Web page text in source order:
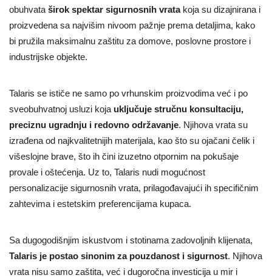
obuhvata širok spektar sigurnosnih vratakoja su dizajnirana i
proizvedena sa najvišim nivoom pažnje prema detaljima, kako
bi pružila maksimalnu zaštitu za domove, poslovne prostore i
industrijske objekte.
Talaris se ističe ne samo po vrhunskim proizvodima već i po
sveobuhvatnoj usluzi koja uključuje stručnu konsultaciju,
preciznu ugradnju i redovno održavanje. Njihova vrata su
izrađena od najkvalitetnijih materijala, kao što su ojačani čelik i
višeslojne brave, što ih čini izuzetno otpornim na pokušaje
provale i oštećenja. Uz to, Talaris nudi mogućnost
personalizacije sigurnosnih vrata, prilagođavajući ih specifičnim
zahtevima i estetskim preferencijama kupaca.
Sa dugogodišnjim iskustvom i stotinama zadovoljnih klijenata,
Talaris je postao sinonim za pouzdanost i sigurnost. Njihova
vrata nisu samo zaštita, već i dugoročna investicija u mir i